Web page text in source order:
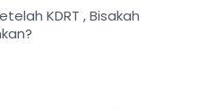
KDRT , Bisakah